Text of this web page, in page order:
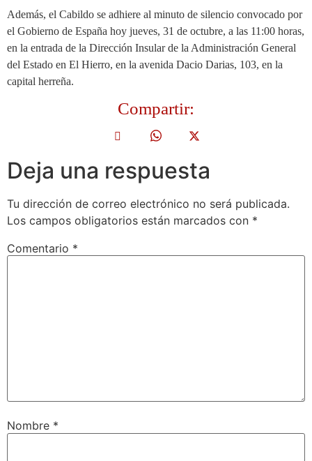
Además, el Cabildo se adhiere al minuto de silencio convocado por
el Gobierno de España hoy jueves, 31 de octubre, a las 11:00 horas,
en la entrada de la Dirección Insular de la Administración General
del Estado en El Hierro, en la avenida Dacio Darias, 103, en la
capital herreña.
Compartir:
Deja una respuesta
Tu dirección de correo electrónico no será publicada.
Los campos obligatorios están marcados con *
Comentario *
Nombre *